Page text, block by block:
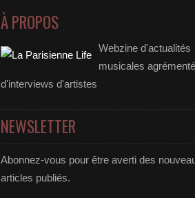
À PROPOS
Webzine d'actualités
musicales agrémenté
d'interviews d'artistes
NEWSLETTER
Abonnez-vous pour être averti des
articles publiés.